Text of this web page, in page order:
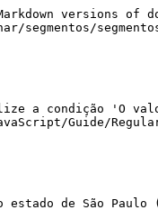
versions of
a condição 'O
Guide/
estado de São